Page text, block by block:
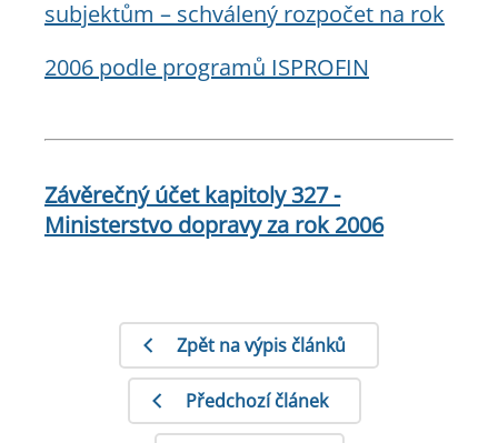
subjektům – schválený rozpočet na rok
2006 podle programů ISPROFIN
Závěrečný účet kapitoly 327 -
Ministerstvo dopravy za rok 2006
Zpět na výpis článků
Předchozí článek